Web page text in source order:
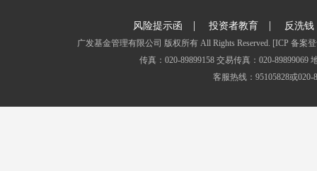
风险提示函 | 投资者教育 | 反洗钱
广发基金管理有限公司 版权所有 All Rights Reserved. [ICP 备案
传真：020-89899158 交易传真：020-
客服热线：95105828或020-